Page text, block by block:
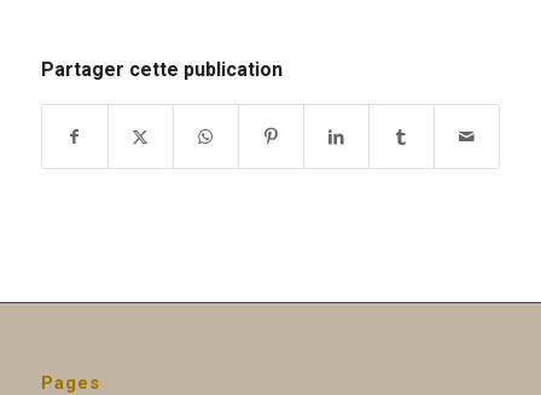
Partager cette publication
Pages